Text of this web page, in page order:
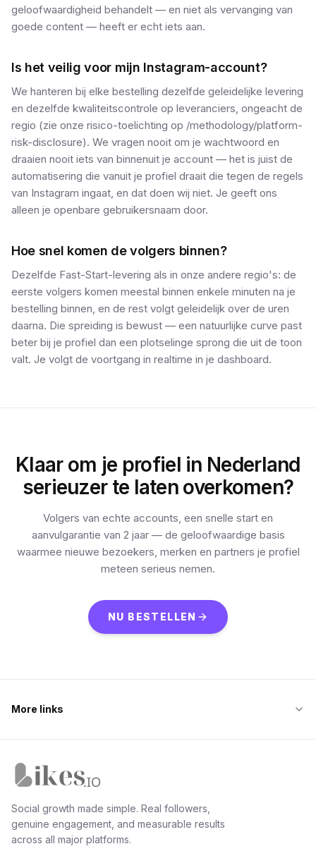
geloofwaardigheid behandelt — en niet als vervanging van
goede content — heeft er echt iets aan.
Is het veilig voor mijn Instagram-account?
We hanteren bij elke bestelling dezelfde geleidelijke levering
en dezelfde kwaliteitscontrole op leveranciers, ongeacht de
regio (zie onze risico-toelichting op /methodology/platform-
risk-disclosure). We vragen nooit om je wachtwoord en
draaien nooit iets van binnenuit je account — het is juist de
automatisering die vanuit je profiel draait die tegen de regels
van Instagram ingaat, en dat doen wij niet. Je geeft ons
alleen je openbare gebruikersnaam door.
Hoe snel komen de volgers binnen?
Dezelfde Fast-Start-levering als in onze andere regio's: de
eerste volgers komen meestal binnen enkele minuten na je
bestelling binnen, en de rest volgt geleidelijk over de uren
daarna. Die spreiding is bewust — een natuurlijke curve past
beter bij je profiel dan een plotselinge sprong die uit de toon
valt. Je volgt de voortgang in realtime in je dashboard.
Klaar om je profiel in Nederland
serieuzer te laten overkomen?
Volgers van echte accounts, een snelle start en
aanvulgarantie van 2 jaar — de geloofwaardige basis
waarmee nieuwe bezoekers, merken en partners je profiel
meteen serieus nemen.
NU BESTELLEN
More links
Social growth made simple. Real followers,
genuine engagement, and measurable results
across all major platforms.